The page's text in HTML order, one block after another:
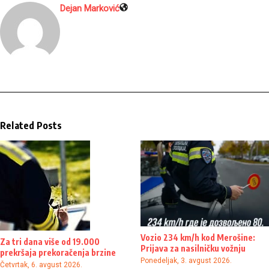
Dejan Marković
Related Posts
Za tri dana više od 19.000
prekršaja prekoračenja brzine
Četvrtak, 6. avgust 2026.
Vozio 234 km/h kod Merošine:
Prijava za nasilničku vožnju
Ponedeljak, 3. avgust 2026.